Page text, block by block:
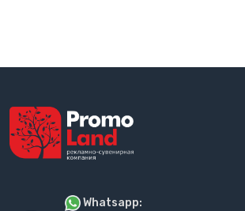
Whatsapp: